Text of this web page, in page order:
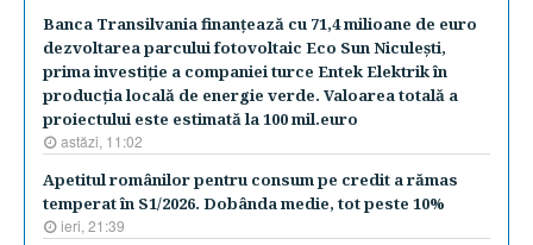
Banca Transilvania finanţează cu 71,4 milioane de euro
dezvoltarea parcului fotovoltaic Eco Sun Niculeşti,
prima investiţie a companiei turce Entek Elektrik în
producţia locală de energie verde. Valoarea totală a
proiectului este estimată la 100 mil.euro
astăzi, 11:02
Apetitul românilor pentru consum pe credit a rămas
temperat în S1/2026. Dobânda medie, tot peste 10%
ieri, 21:39